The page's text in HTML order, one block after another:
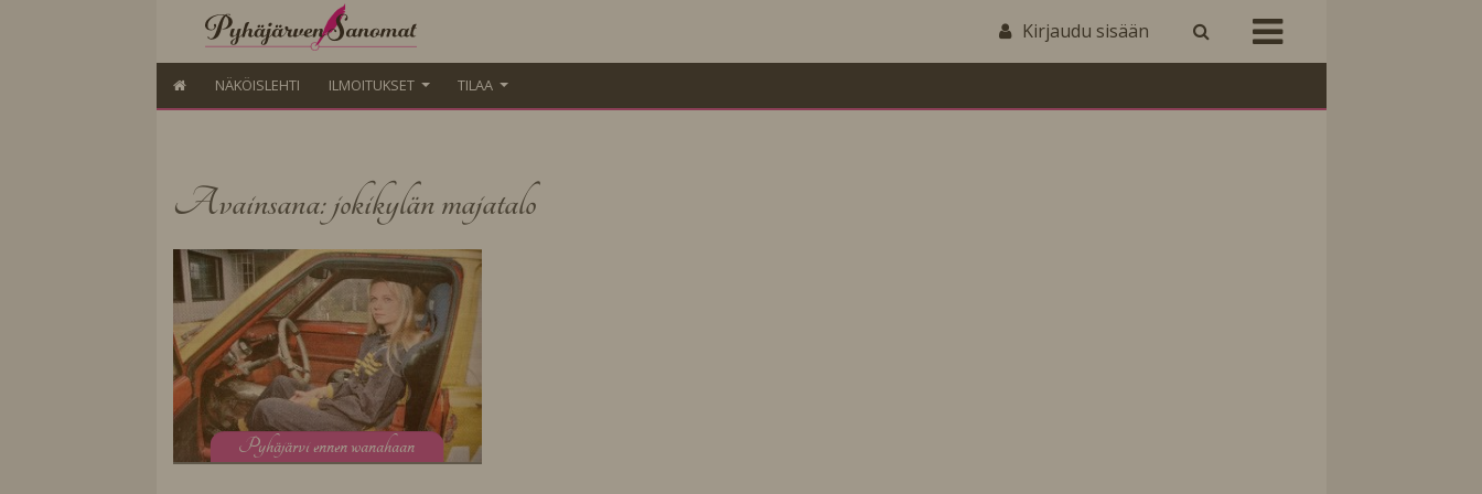
Kirjaudu sisään
NÄKÖISLEHTI ILMOITUKSET TILAA
Avainsana: jokikylän majatalo
Pyhäjärvi ennen wanahaan